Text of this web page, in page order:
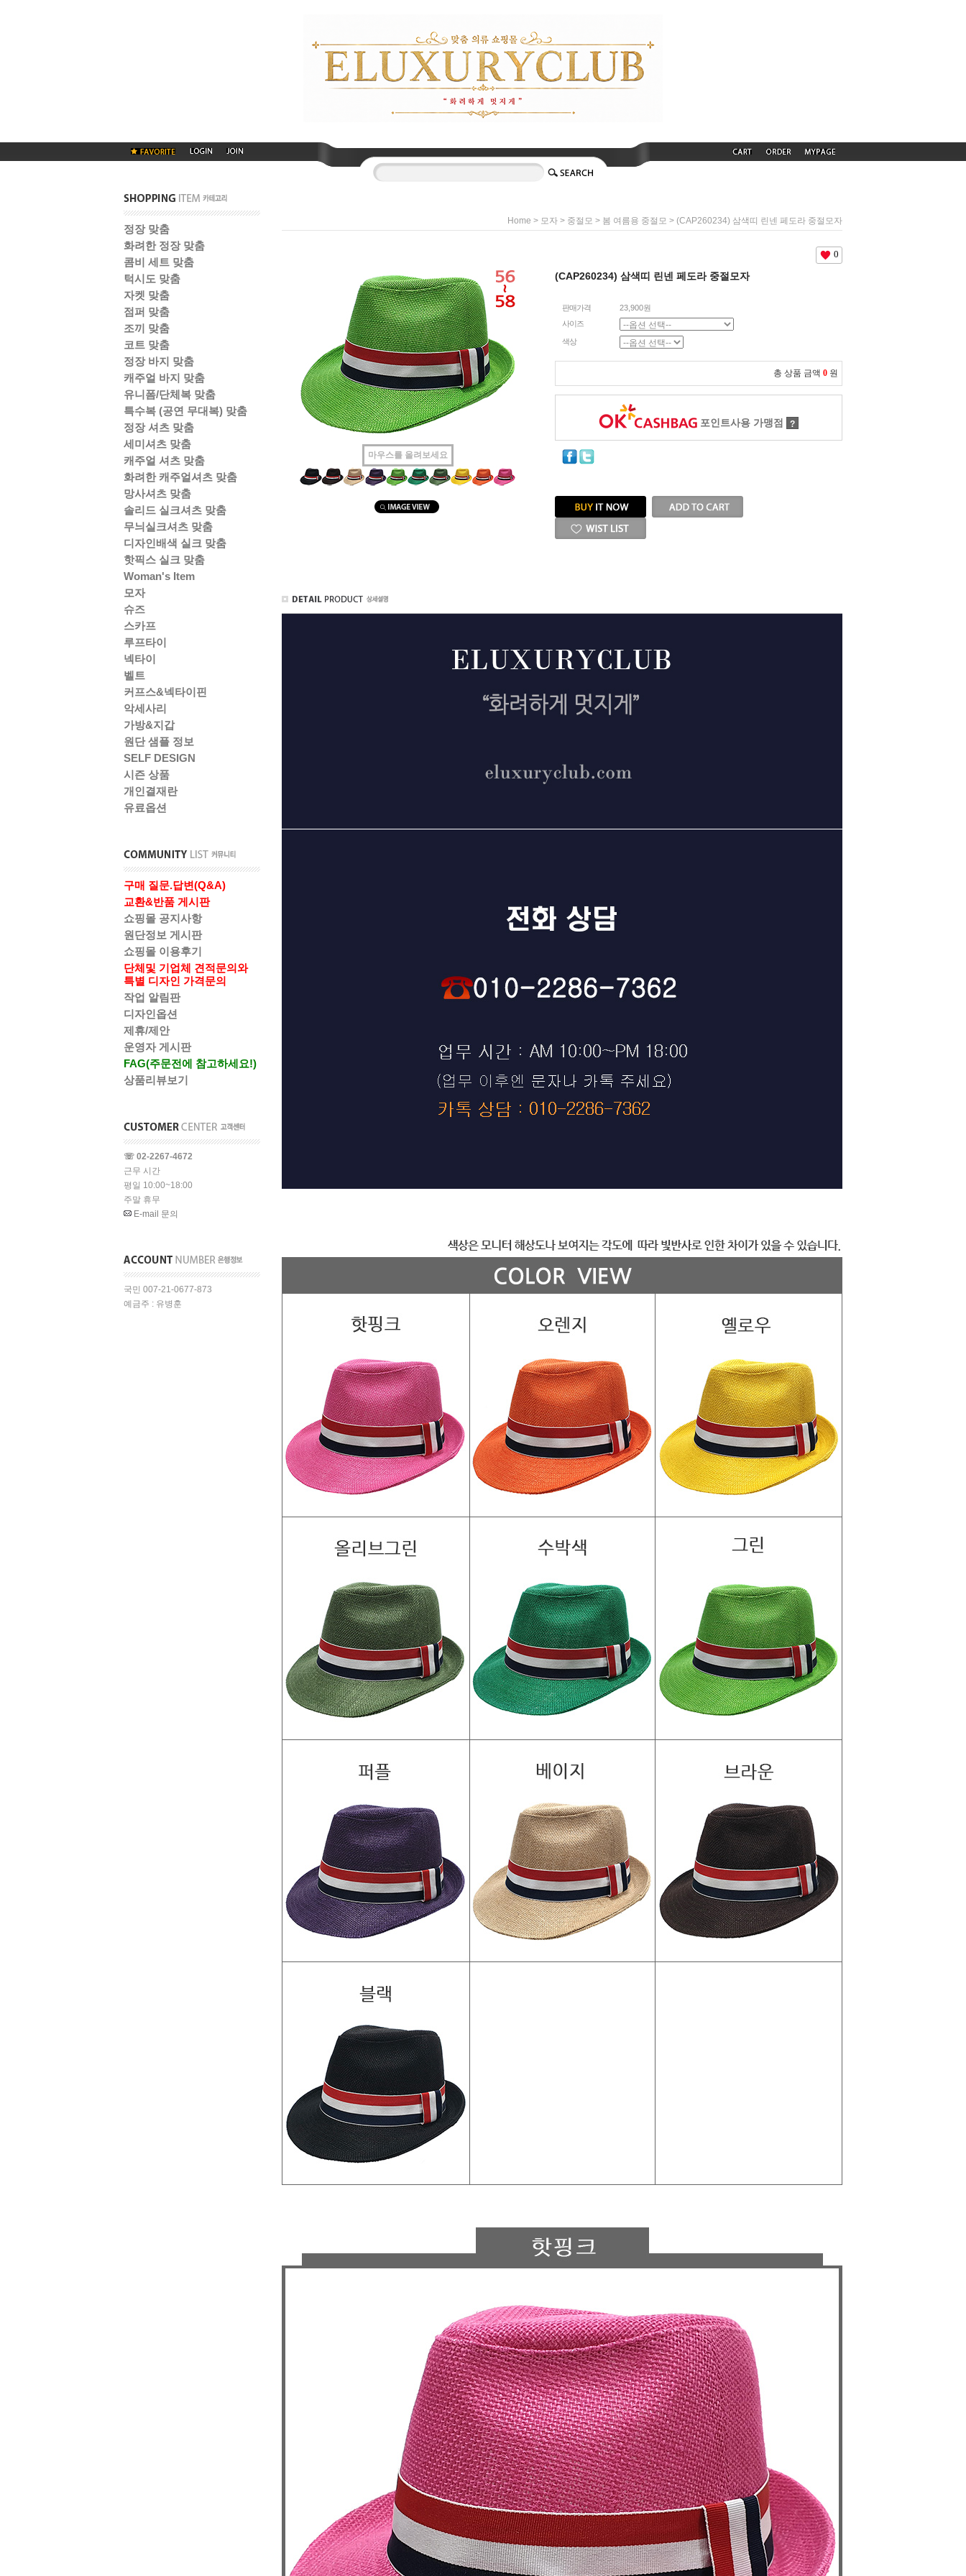
정장 맞춤
화려한 정장 맞춤
콤비 세트 맞춤
턱시도 맞춤
자켓 맞춤
점퍼 맞춤
조끼 맞춤
코트 맞춤
정장 바지 맞춤
캐주얼 바지 맞춤
유니폼/단체복 맞춤
특수복 (공연 무대복) 맞춤
정장 셔츠 맞춤
세미셔츠 맞춤
캐주얼 셔츠 맞춤
화려한 캐주얼셔츠 맞춤
망사셔츠 맞춤
솔리드 실크셔츠 맞춤
무늬실크셔츠 맞춤
디자인배색 실크 맞춤
핫픽스 실크 맞춤
Woman's Item
모자
슈즈
스카프
루프타이
넥타이
벨트
커프스&넥타이핀
악세사리
가방&지갑
원단 샘플 정보
SELF DESIGN
시즌 상품
개인결재란
유료옵션
구매 질문.답변(Q&A)
교환&반품 게시판
쇼핑몰 공지사항
원단정보 게시판
쇼핑몰 이용후기
단체및 기업체 견적문의와
특별 디자인 가격문의
작업 알림판
디자인옵션
제휴/제안
운영자 게시판
FAG(주문전에 참고하세요!)
상품리뷰보기
☏ 02-2267-4672
근무 시간
평일 10:00~18:00
주말 휴무
E-mail 문의
국민 007-21-0677-873
예금주 : 유병훈
Home > 모자 > 중절모 > 봄 여름용 중절모 > (CAP260234) 삼색띠 린넨 페도라 중절모자
마우스를 올려보세요
0
(CAP260234) 삼색띠 린넨 페도라 중절모자
판매가격
23,900원
사이즈
색상
총 상품 금액 0 원
포인트사용 가맹점 ?